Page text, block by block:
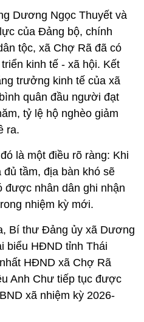
Dương Ngọc Thuyết và
của Đảng bộ, chính
tộc, xã Chợ Rã đã có
kinh tế - xã hội. Kết
trưởng kinh tế của xã
quân đầu người đạt
tỷ lệ hộ nghèo giảm
ra.
là một điều rõ ràng: Khi
tầm, địa bàn khó sẽ
được nhân dân ghi nhận
nhiệm kỳ mới.
Bí thư Đảng ủy xã Dương
biểu HĐND tỉnh Thái
HĐND xã Chợ Rã
Anh Chư tiếp tục được
xã nhiệm kỳ 2026-